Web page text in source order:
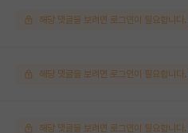
해당 댓글을 보려면 로그인이 필요합니다.
해당 댓글을 보려면 로그인이 필요합니다.
해당 댓글을 보려면 로그인이 필요합니다.